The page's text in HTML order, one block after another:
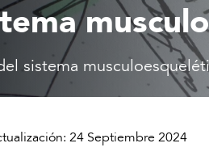
sistema
24 Septiembre 2024